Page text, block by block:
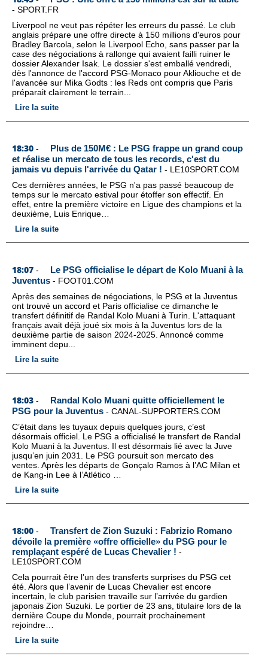
- SPORT.FR
Liverpool ne veut pas répéter les erreurs du passé. Le club
anglais prépare une offre directe à 150 millions d'euros pour
Bradley Barcola, selon le Liverpool Echo, sans passer par la
case des négociations à rallonge qui avaient failli ruiner le
dossier Alexander Isak. Le dossier s'est emballé vendredi,
dès l'annonce de l'accord PSG-Monaco pour Akliouche et de
l'avancée sur Mika Godts : les Reds ont compris que Paris
préparait clairement le terrain...
Lire la suite
18:30 -
Plus de 150M€ : Le PSG frappe un grand coup
et réalise un mercato de tous les records, c'est du
jamais vu depuis l'arrivée du Qatar ! - LE10SPORT.COM
Ces dernières années, le PSG n'a pas passé beaucoup de
temps sur le mercato estival pour étoffer son effectif. En
effet, entre la première victoire en Ligue des champions et la
deuxième, Luis Enrique…
Lire la suite
18:07 -
Le PSG officialise le départ de Kolo Muani à la
Juventus - FOOT01.COM
Après des semaines de négociations, le PSG et la Juventus
ont trouvé un accord et Paris officialise ce dimanche le
transfert définitif de Randal Kolo Muani à Turin. L'attaquant
français avait déjà joué six mois à la Juventus lors de la
deuxième partie de saison 2024-2025. Annoncé comme
imminent depu...
Lire la suite
18:03 -
Randal Kolo Muani quitte officiellement le
PSG pour la Juventus - CANAL-SUPPORTERS.COM
C’était dans les tuyaux depuis quelques jours, c’est
désormais officiel. Le PSG a officialisé le transfert de Randal
Kolo Muani à la Juventus. Il est désormais lié avec la Juve
jusqu’en juin 2031. Le PSG poursuit son mercato des
ventes. Après les départs de Gonçalo Ramos à l’AC Milan et
de Kang-in Lee à l’Atlético …
Lire la suite
18:00 -
Transfert de Zion Suzuki : Fabrizio Romano
dévoile la première «offre officielle» du PSG pour le
remplaçant espéré de Lucas Chevalier ! -
LE10SPORT.COM
Cela pourrait être l’un des transferts surprises du PSG cet
été. Alors que l’avenir de Lucas Chevalier est encore
incertain, le club parisien travaille sur l’arrivée du gardien
japonais Zion Suzuki. Le portier de 23 ans, titulaire lors de la
dernière Coupe du Monde, pourrait prochainement
rejoindre…
Lire la suite